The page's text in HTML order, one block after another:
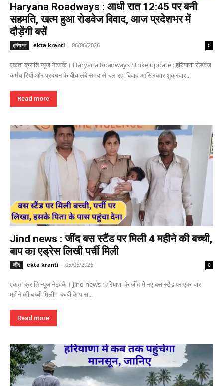
Haryana Roadways : आधी रात 12:45 पर बनी
सहमति, खत्म हुआ रोडवेज विवाद, आज प्रदेशभर में
दौड़ेंगी बसें
हरियाणा ekta kranti - 06/06/2026 0
एकता क्रांति न्यूज नेटवर्क। Haryana Roadways Strike update : हरियाणा रोडवेज
कर्मचारियों और प्रबंधन के बीच लंबे समय से चल रहा विवाद आखिरकार शुक्रवार...
Read more
Jind news : जींद बस स्टैंड पर मिली 4 महीने की बच्ची,
बाप का एड्रेस लिखी पर्ची मिली
जींद ekta kranti - 05/06/2026 0
एकता क्रांति न्यूज नेटवर्क। Jind news : हरियाणा के जींद में नए बस स्टैंड पर एक चार
महीने की बच्ची मिली। बच्ची के पास...
Read more